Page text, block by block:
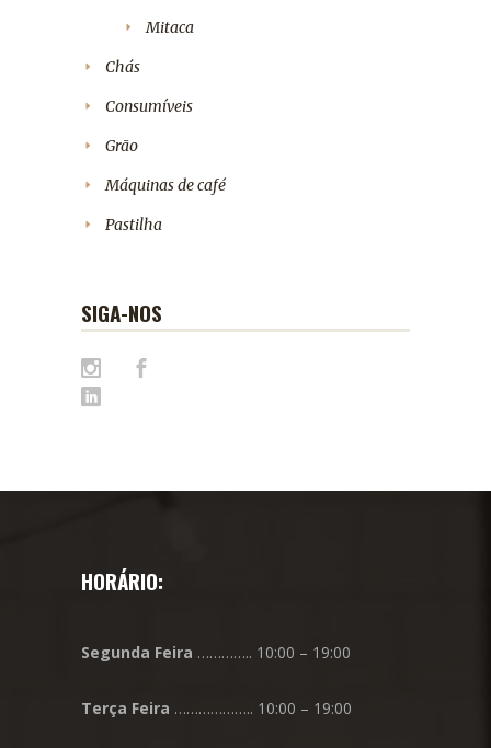
Mitaca
Chás
Consumíveis
Grão
Máquinas de café
Pastilha
SIGA-NOS
HORÁRIO:
Segunda Feira ………….. 10:00 – 19:00
Terça Feira ……………….. 10:00 – 19:00